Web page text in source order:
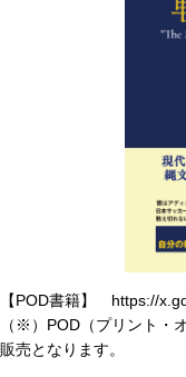
【POD書籍】 https://
（※）POD（プリント・
販売となります。